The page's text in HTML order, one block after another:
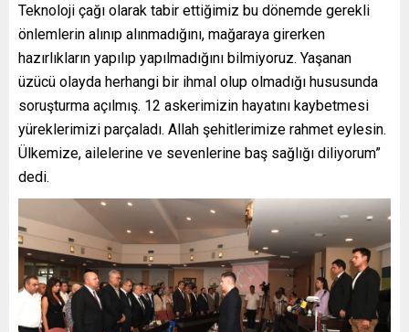
Teknoloji çağı olarak tabir ettiğimiz bu dönemde gerekli
önlemlerin alınıp alınmadığını, mağaraya girerken
hazırlıkların yapılıp yapılmadığını bilmiyoruz. Yaşanan
üzücü olayda herhangi bir ihmal olup olmadığı hususunda
soruşturma açılmış. 12 askerimizin hayatını kaybetmesi
yüreklerimizi parçaladı. Allah şehitlerimize rahmet eylesin.
Ülkemize, ailelerine ve sevenlerine baş sağlığı diliyorum”
dedi.